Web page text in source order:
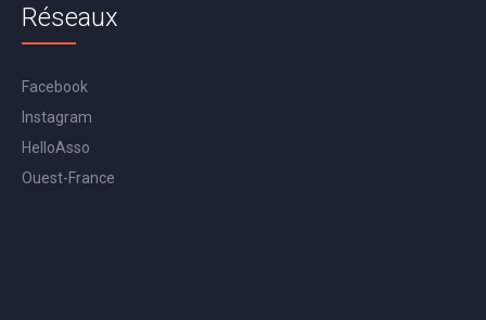
Réseaux
Facebook
Instagram
HelloAsso
Ouest-France